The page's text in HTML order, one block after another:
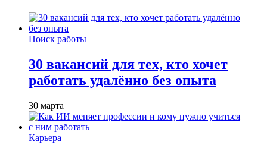
Поиск работы
30 вакансий для тех, кто хочет
работать удалённо без опыта
30 марта
Карьера